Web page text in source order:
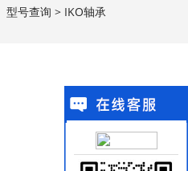
型号查询 > IKO轴承